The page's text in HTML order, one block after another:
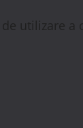
utilizare